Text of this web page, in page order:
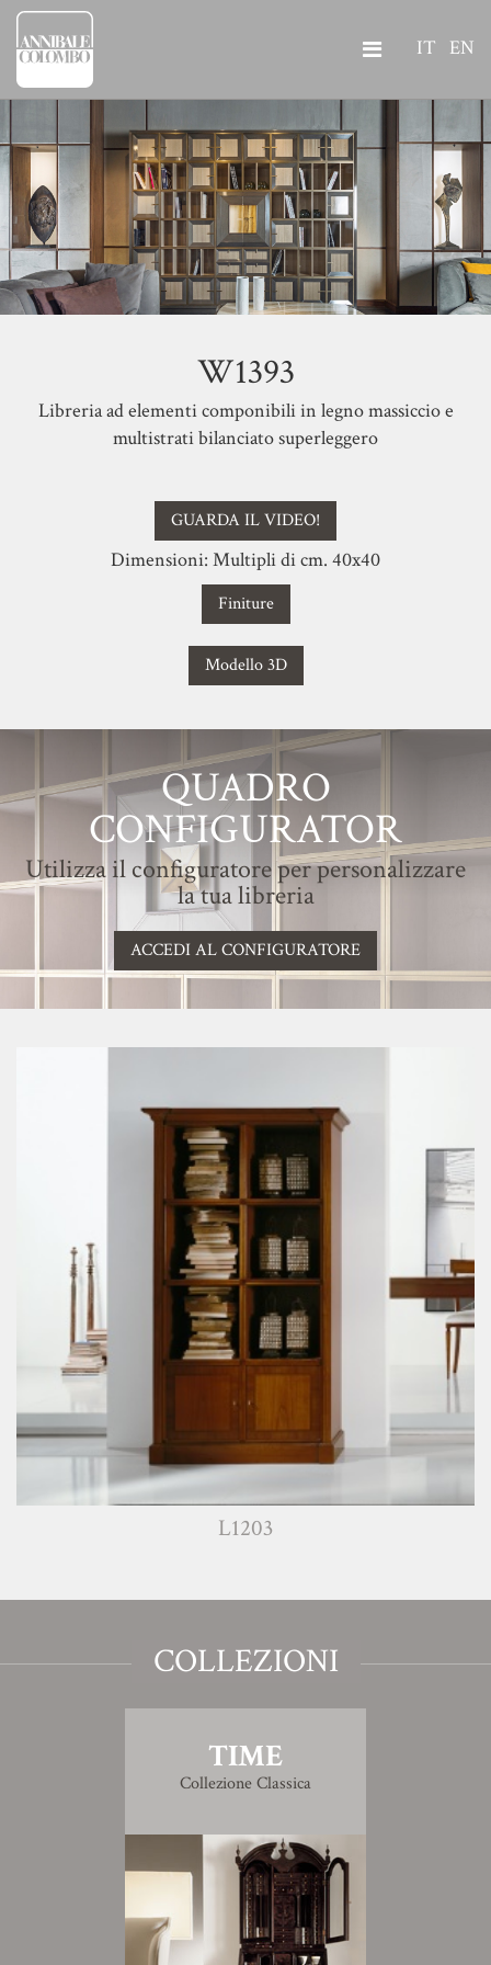
IT EN
W1393
Libreria ad elementi componibili in legno massiccio e
multistrati bilanciato superleggero
GUARDA IL VIDEO!
Dimensioni: Multipli di cm. 40x40
Finiture
Modello 3D
QUADRO
CONFIGURATOR
Utilizza il configuratore per personalizzare
la tua libreria
ACCEDI AL CONFIGURATORE
COLLEZIONI
TIME
Collezione Classica